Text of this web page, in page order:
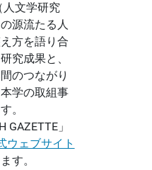
人文学研究
源流たる人
方を語り合
究成果と、
のつながり
学の取組事
。
GAZETTE」
ウェブサイト
す。